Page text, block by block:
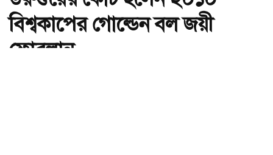
বিশ্বকাপের গোল্ডেন বল জয়ী
ফোরলান